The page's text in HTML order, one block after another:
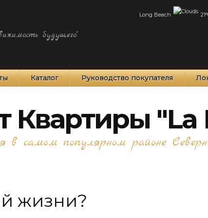
будущего"
Long Beach
Каталог Руководство покупателя
Квартиры "La
самом популярном районе
жизни?